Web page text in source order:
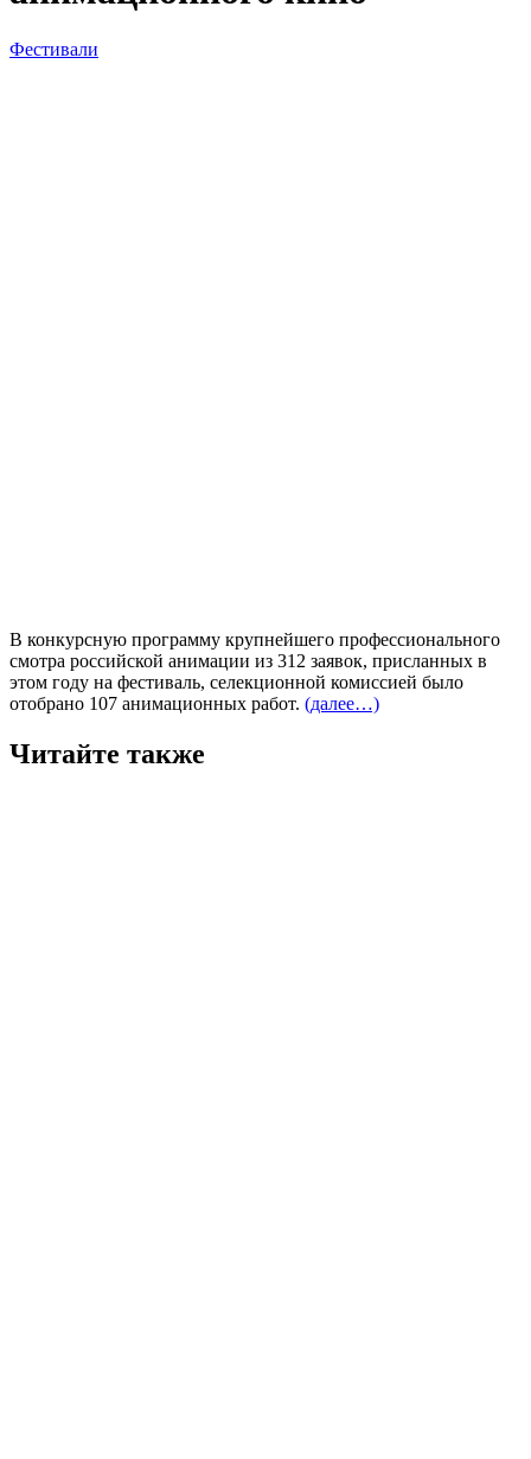
Фестивали
В конкурсную программу крупнейшего профессионального
смотра российской анимации из 312 заявок, присланных в
этом году на фестиваль, селекционной комиссией было
отобрано 107 анимационных работ. (далее…)
Читайте также